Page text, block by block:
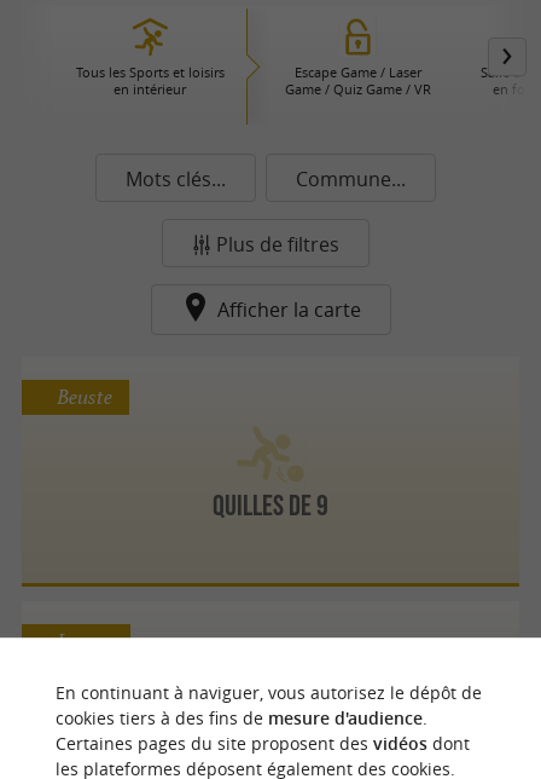
Tous les Sports et loisirs
en intérieur
Escape Game / Laser
Game / Quiz Game / VR
Salle de
en
Mots clés... Commune...
Plus de filtres
Afficher la carte
QUILLES DE 9
Beuste
Freebowl
Lescar
En continuant à naviguer, vous autorisez le dépôt de
cookies tiers à des fins de mesure d'audience.
Certaines pages du site proposent des vidéosdont
les plateformes déposent également des cookies.